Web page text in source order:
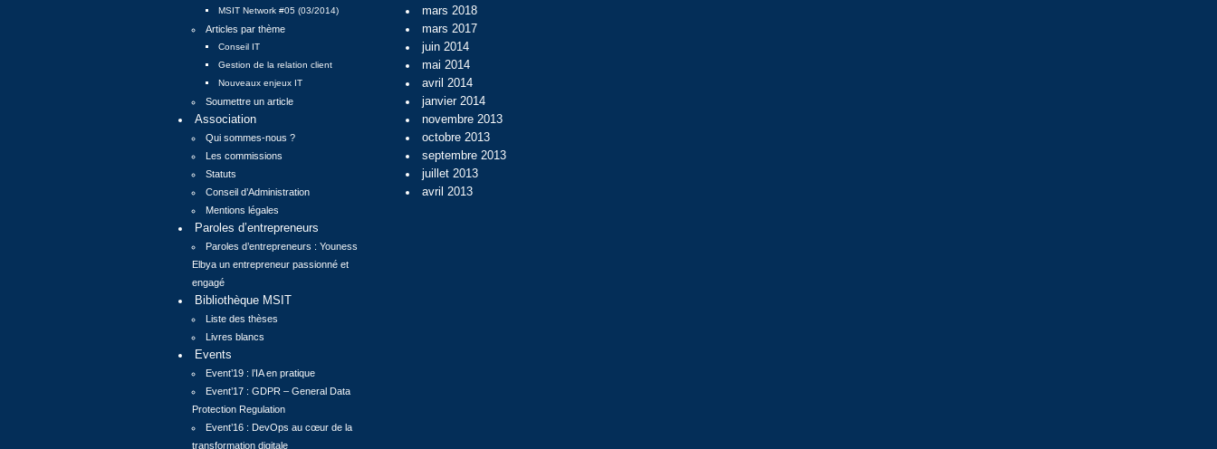
MSIT Network #05 (03/2014)
Articles par thème
Conseil IT
Gestion de la relation client
Nouveaux enjeux IT
Soumettre un article
Association
Qui sommes-nous ?
Les commissions
Statuts
Conseil d’Administration
Mentions légales
Paroles d’entrepreneurs
Paroles d’entrepreneurs : Youness
Elbya un entrepreneur passionné et
engagé
Bibliothèque MSIT
Liste des thèses
Livres blancs
Events
Event’19 : l’IA en pratique
Event’17 : GDPR – General Data
Protection Regulation
Event’16 : DevOps au cœur de la
transformation digitale
mars 2018
mars 2017
juin 2014
mai 2014
avril 2014
janvier 2014
novembre 2013
octobre 2013
septembre 2013
juillet 2013
avril 2013